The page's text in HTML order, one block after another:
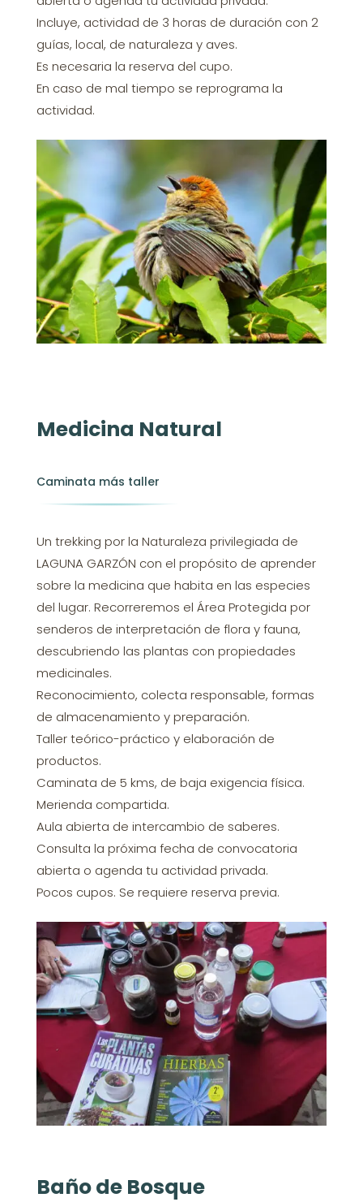
Incluye, actividad de 3 horas de duración con 2
guías, local, de naturaleza y aves.
Es necesaria la reserva del cupo.
En caso de mal tiempo se reprograma la
actividad.
Medicina Natural
Caminata más taller
Un trekking por la Naturaleza privilegiada de
LAGUNA GARZÓN con el propósito de aprender
sobre la medicina que habita en las especies
del lugar. Recorreremos el Área Protegida por
senderos de interpretación de flora y fauna,
descubriendo las plantas con propiedades
medicinales.
Reconocimiento, colecta responsable, formas
de almacenamiento y preparación.
Taller teórico-práctico y elaboración de
productos.
Caminata de 5 kms, de baja exigencia física.
Merienda compartida.
Aula abierta de intercambio de saberes.
Consulta la próxima fecha de convocatoria
abierta o agenda tu actividad privada.
Pocos cupos. Se requiere reserva previa.
Baño de Bosque